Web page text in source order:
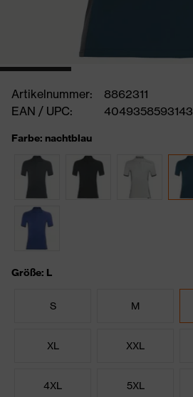
Artikelnummer:
8862311
EAN / UPC:
4049358593143
Farbe: nachtblau
Größe: L
S M
XL XXL
4XL 5XL